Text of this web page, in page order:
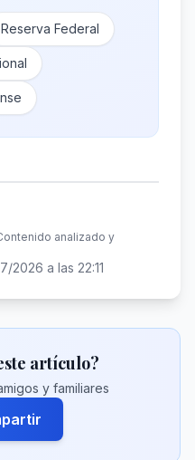
Reserva Federal
analizado y
2026 a las 22:11
artículo?
y familiares